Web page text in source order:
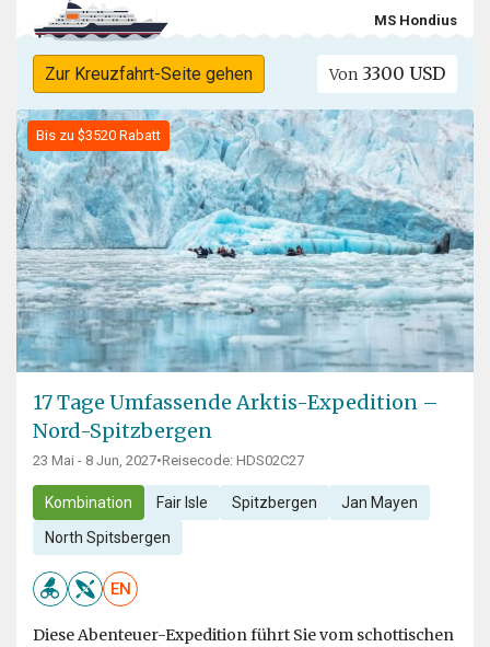
MS Hondius
Zur Kreuzfahrt-Seite gehen Von 3300 USD
Bis zu $3520 Rabatt
17 Tage Umfassende Arktis-Expedition –
Nord-Spitzbergen
23 Mai - 8 Jun, 2027•Reisecode: HDS02C27
Kombination Fair Isle Spitzbergen Jan Mayen
North Spitsbergen
EN
Diese Abenteuer-Expedition führt Sie vom schottischen